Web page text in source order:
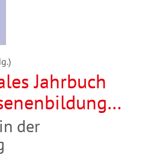
Jahrbuch
Yearbook of
2021
der